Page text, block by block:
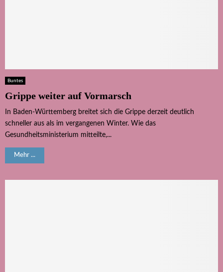
Buntes
Grippe weiter auf Vormarsch
In Baden-Württemberg breitet sich die Grippe derzeit deutlich
schneller aus als im vergangenen Winter. Wie das
Gesundheitsministerium mitteilte,...
Mehr ...